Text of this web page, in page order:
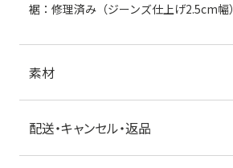
裾：修理済み（ジーンズ仕上げ2.5cm幅）
素材
配送・キャンセル・返品